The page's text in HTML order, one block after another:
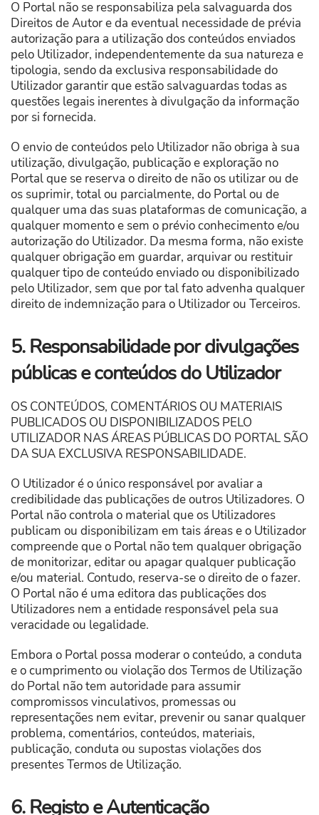
O Portal não se responsabiliza pela salvaguarda dos
Direitos de Autor e da eventual necessidade de prévia
autorização para a utilização dos conteúdos enviados
pelo Utilizador, independentemente da sua natureza e
tipologia, sendo da exclusiva responsabilidade do
Utilizador garantir que estão salvaguardas todas as
questões legais inerentes à divulgação da informação
por si fornecida.
O envio de conteúdos pelo Utilizador não obriga à sua
utilização, divulgação, publicação e exploração no
Portal que se reserva o direito de não os utilizar ou de
os suprimir, total ou parcialmente, do Portal ou de
qualquer uma das suas plataformas de comunicação, a
qualquer momento e sem o prévio conhecimento e/ou
autorização do Utilizador. Da mesma forma, não existe
qualquer obrigação em guardar, arquivar ou restituir
qualquer tipo de conteúdo enviado ou disponibilizado
pelo Utilizador, sem que por tal fato advenha qualquer
direito de indemnização para o Utilizador ou Terceiros.
5. Responsabilidade por divulgações
públicas e conteúdos do Utilizador
OS CONTEÚDOS, COMENTÁRIOS OU MATERIAIS
PUBLICADOS OU DISPONIBILIZADOS PELO
UTILIZADOR NAS ÁREAS PÚBLICAS DO PORTAL SÃO
DA SUA EXCLUSIVA RESPONSABILIDADE.
O Utilizador é o único responsável por avaliar a
credibilidade das publicações de outros Utilizadores. O
Portal não controla o material que os Utilizadores
publicam ou disponibilizam em tais áreas e o Utilizador
compreende que o Portal não tem qualquer obrigação
de monitorizar, editar ou apagar qualquer publicação
e/ou material. Contudo, reserva-se o direito de o fazer.
O Portal não é uma editora das publicações dos
Utilizadores nem a entidade responsável pela sua
veracidade ou legalidade.
Embora o Portal possa moderar o conteúdo, a conduta
e o cumprimento ou violação dos Termos de Utilização
do Portal não tem autoridade para assumir
compromissos vinculativos, promessas ou
representações nem evitar, prevenir ou sanar qualquer
problema, comentários, conteúdos, materiais,
publicação, conduta ou supostas violações dos
presentes Termos de Utilização.
6. Registo e Autenticação